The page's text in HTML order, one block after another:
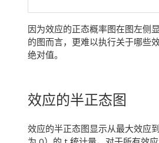
因为效应的正态概率图在图左侧
的图而言，更难以执行关于哪些
绝对值。
效应的半正态图
效应的半正态图显示从最大效应